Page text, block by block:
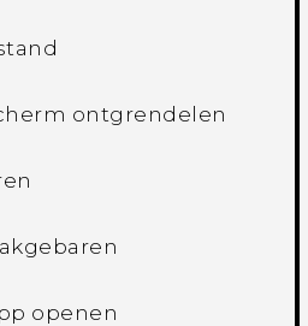
ontgrendelen
openen